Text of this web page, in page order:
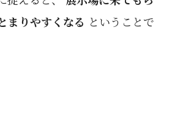
まりやすくなる ということで